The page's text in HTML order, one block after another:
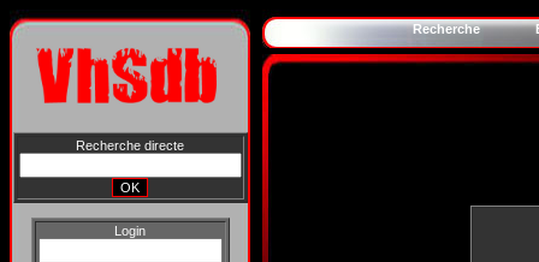
Recherche directe
Login
Recherche